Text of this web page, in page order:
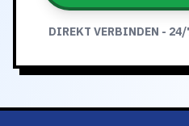
DIREKT VERBINDEN -